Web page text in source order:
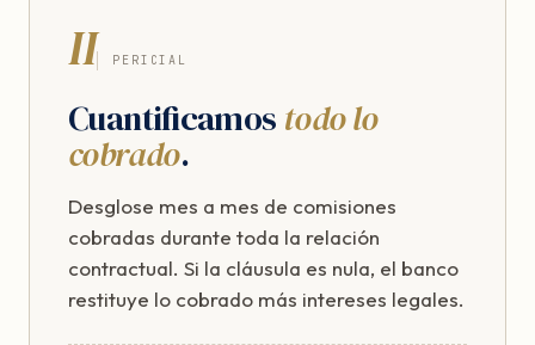
II PERICIAL
Cuantificamos todo lo
cobrado.
Desglose mes a mes de comisiones
cobradas durante toda la relación
contractual. Si la cláusula es nula, el banco
restituye lo cobrado más intereses legales.